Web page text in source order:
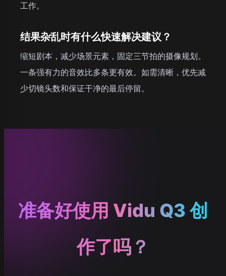
工作。
结果杂乱时有什么快速解决建议？
缩短剧本，减少场景元素，固定三节拍的摄像规划。
一条强有力的音效比多条更有效。如需清晰，优先减
少切镜头数和保证干净的最后停留。
准备好使用 Vidu Q3 创
作了吗？